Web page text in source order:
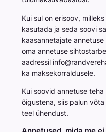
Kui sul on erisoov,
kasutada ja seda soovi
kaasannetajate
oma annetuse
aadressil
ka maksekorraldusele.
Kui soovid annetuse
õigustena, siis palun
teel ühendust.